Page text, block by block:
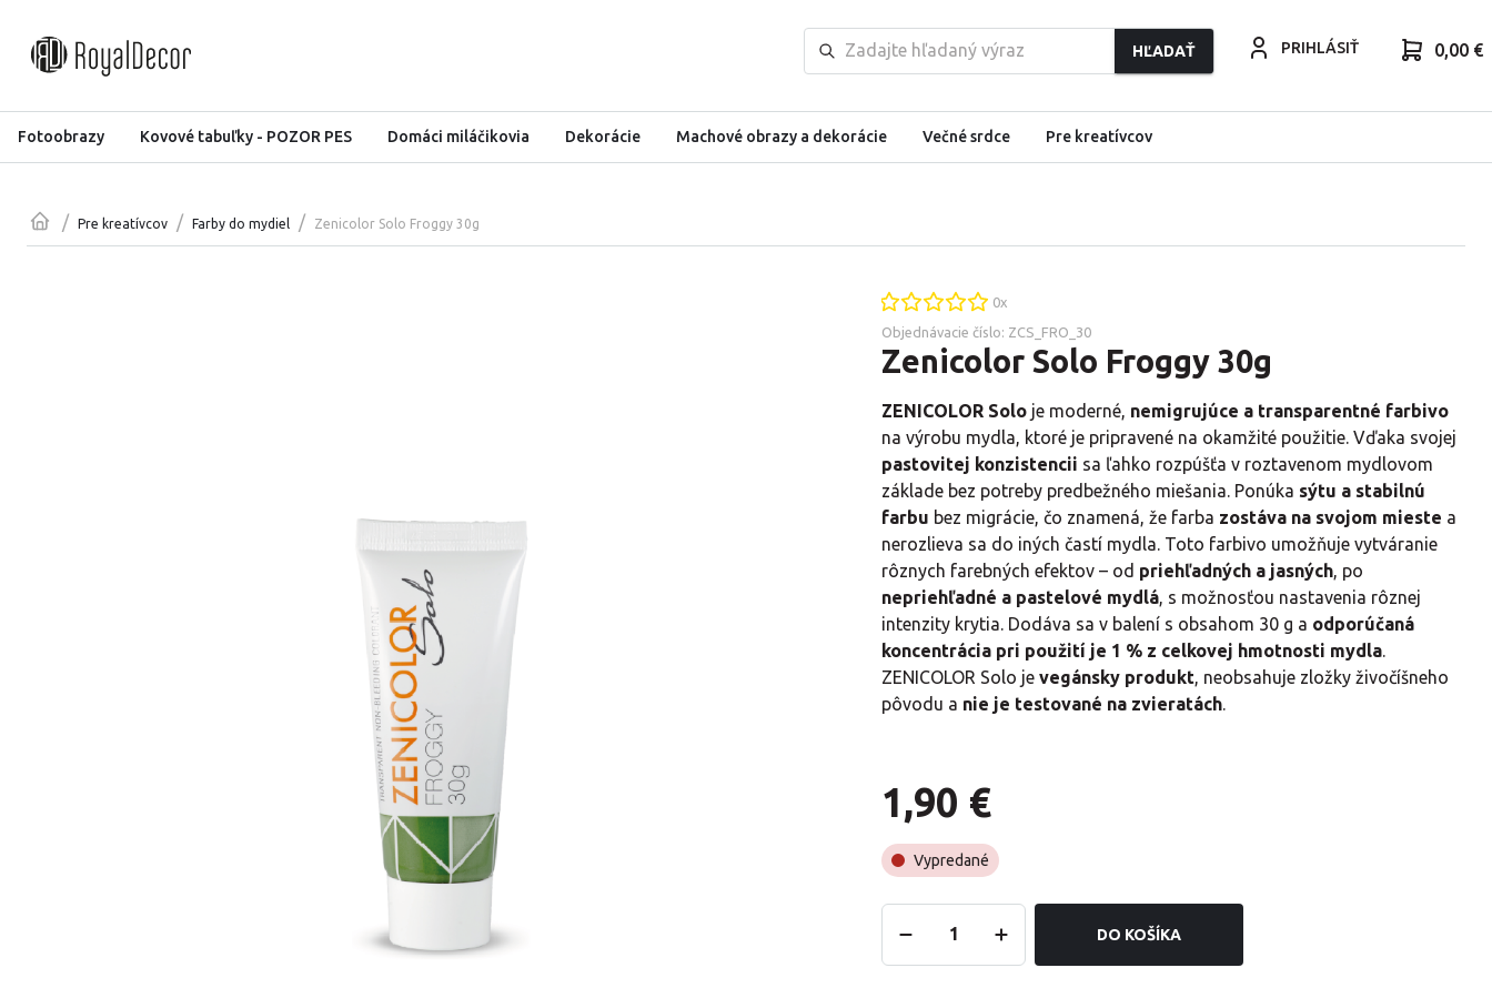
HĽADAŤ PRIHLÁSIŤ 0,00 €
Fotoobrazy Kovové tabuľky - POZOR PES Domáci miláčikovia Dekorácie Machové obrazy a dekorácie Večné srdce Pre kreatívcov
/ Pre kreatívcov / Farby do mydiel / Zenicolor Solo Froggy 30g
0x
Objednávacie číslo: ZCS_FRO_30
Zenicolor Solo Froggy 30g
ZENICOLOR Solo je moderné, nemigrujúce a transparentné farbivo
na výrobu mydla, ktoré je pripravené na okamžité použitie. Vďaka svojej
pastovitej konzistencii sa ľahko rozpúšťa v roztavenom mydlovom
základe bez potreby predbežného miešania. Ponúka sýtu a stabilnú
farbu bez migrácie, čo znamená, že farba zostáva na svojom mieste a
nerozlieva sa do iných častí mydla. Toto farbivo umožňuje vytváranie
rôznych farebných efektov – od priehľadných a jasných, po
nepriehľadné a pastelové mydlá, s možnosťou nastavenia rôznej
intenzity krytia. Dodáva sa v balení s obsahom 30 g a odporúčaná
koncentrácia pri použití je 1 % z celkovej hmotnosti mydla.
ZENICOLOR Solo je vegánsky produkt, neobsahuje zložky živočíšneho
pôvodu a nie je testované na zvieratách.
1,90 €
Vypredané
DO KOŠÍKA